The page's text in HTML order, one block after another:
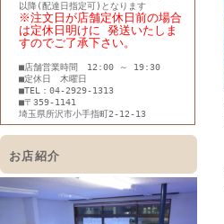
以降(配達日指定可)となります
※注文日が店舗定休日前の場合
は定休日明けに 発送いたしま
すのでご了承下さい。
■店舗営業時間 12:00 ～ 19:30
■定休日 木曜日
■TEL：04-2929-1313
■〒359-1141
埼玉県所沢市小手指町2-12-13
お店紹介